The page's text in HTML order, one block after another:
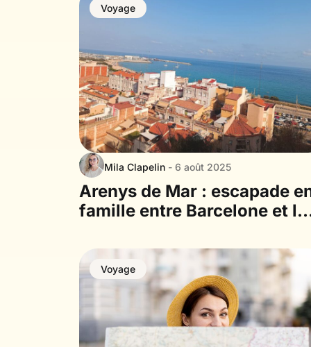
Voyage
Mila Clapelin - 6 août 2025
Arenys de Mar : escapade
famille entre Barcelone et la
Voyage